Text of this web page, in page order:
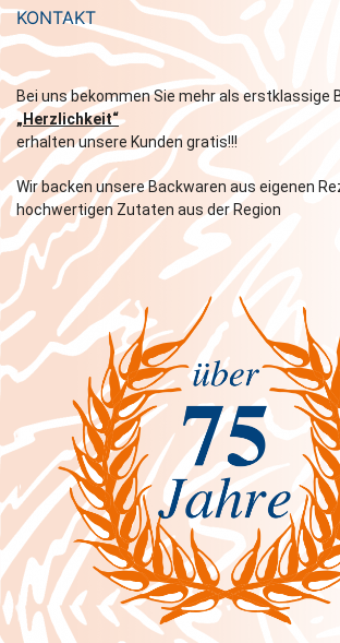
KONTAKT
Bei uns bekommen Sie mehr als erstklassige
„Herzlichkeit“
erhalten unsere Kunden gratis!!!
Wir backen unsere Backwaren aus eigenen
hochwertigen Zutaten aus der Region